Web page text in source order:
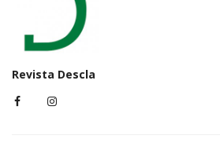
Revista Descla